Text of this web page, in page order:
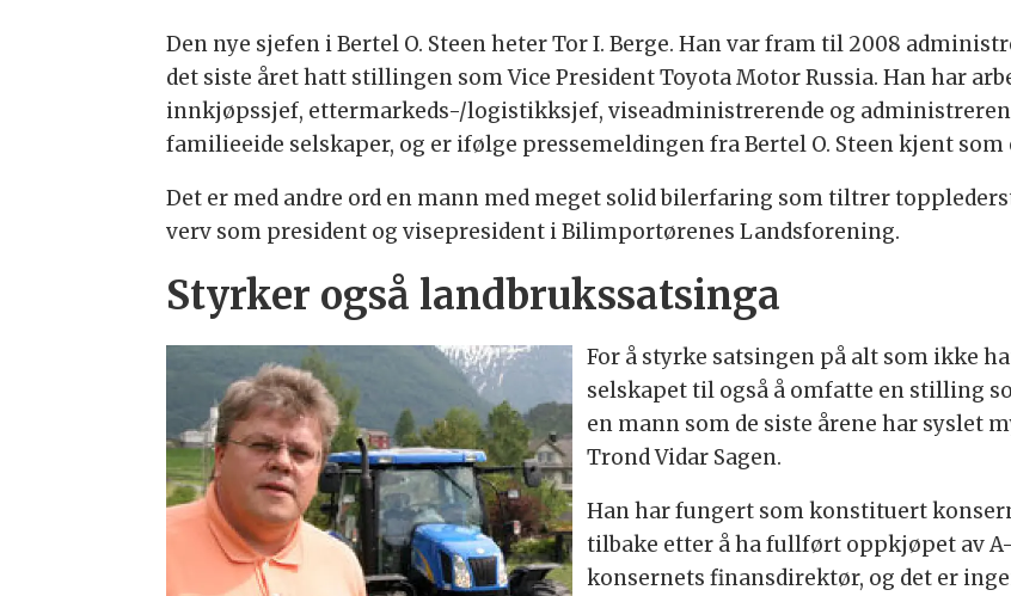
Den nye sjefen i Bertel O. Steen heter Tor I. Berge. Han var fram til 2008
det siste året hatt stillingen som Vice President Toyota Motor Russia. Han har
innkjøpssjef, ettermarkeds-/logistikksjef, viseadministrerende og
familieeide selskaper, og er ifølge pressemeldingen fra Bertel O. Steen kjent
Det er med andre ord en mann med meget solid bilerfaring som tiltrer
verv som president og visepresident i Bilimportørenes Landsforening.
Styrker også landbrukssatsinga
For å styrke satsingen på alt som ikke
selskapet til også å omfatte en stilling
en mann som de siste årene har syslet
Trond Vidar Sagen.
Han har fungert som konstituert
tilbake etter å ha fullført oppkjøpet av
konsernets finansdirektør, og det er